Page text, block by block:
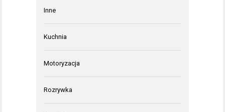
Inne
Kuchnia
Motoryzacja
Rozrywka